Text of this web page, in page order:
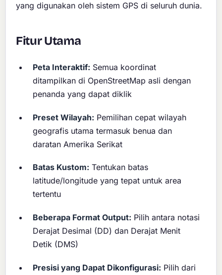
yang digunakan oleh sistem GPS di seluruh dunia.
Fitur Utama
Peta Interaktif: Semua koordinat
ditampilkan di OpenStreetMap asli dengan
penanda yang dapat diklik
Preset Wilayah: Pemilihan cepat wilayah
geografis utama termasuk benua dan
daratan Amerika Serikat
Batas Kustom: Tentukan batas
latitude/longitude yang tepat untuk area
tertentu
Beberapa Format Output: Pilih antara notasi
Derajat Desimal (DD) dan Derajat Menit
Detik (DMS)
Presisi yang Dapat Dikonfigurasi: Pilih dari